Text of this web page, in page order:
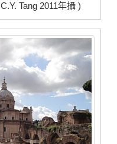
C.Y. Tang 2011年攝 )